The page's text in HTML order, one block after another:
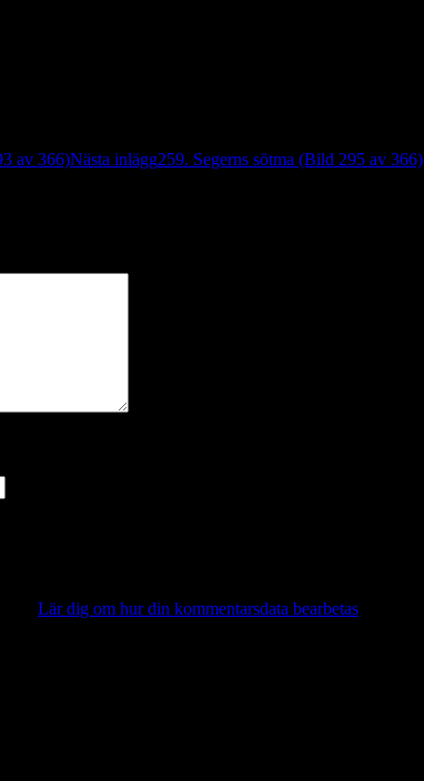
av 366)Nästa inlägg259. Segerns sötma (Bild 295 av 366)
Lär dig om hur din kommentarsdata bearbetas